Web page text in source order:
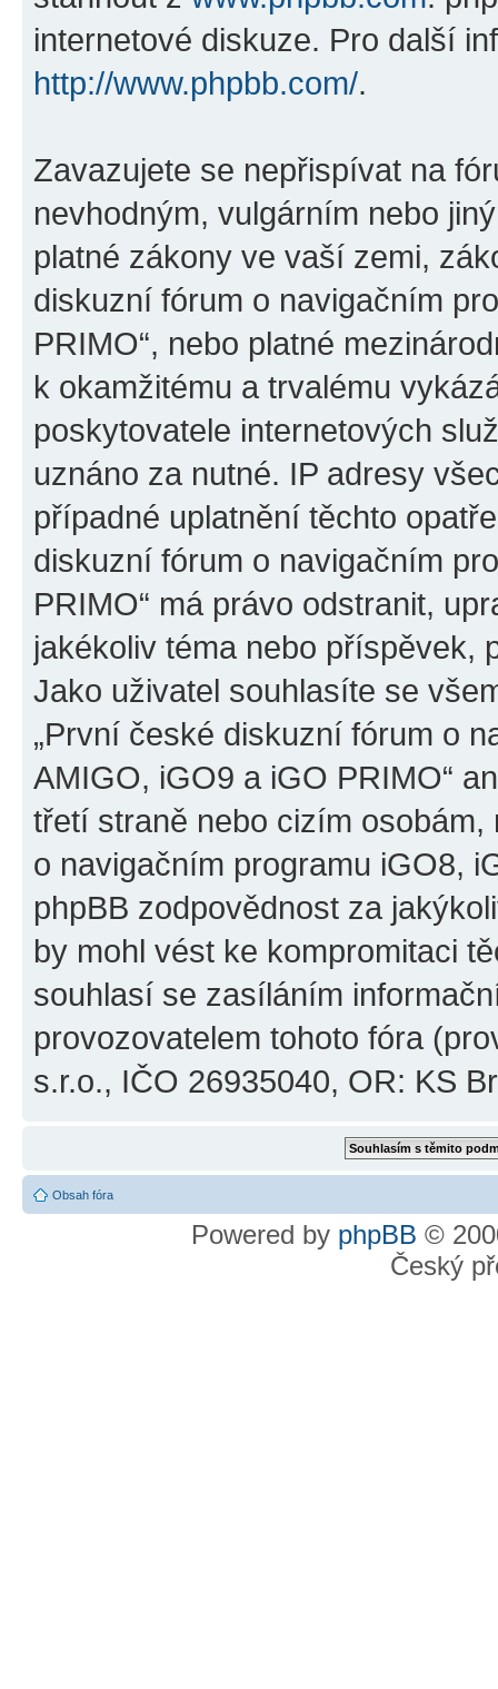
internetové diskuze. Pro další
http://www.phpbb.com/.
Zavazujete se nepřispívat na
nevhodným, vulgárním nebo
platné zákony ve vaší zemi,
diskuzní fórum o navigačním
PRIMO“, nebo platné
k okamžitému a trvalému
poskytovatele internetových
uznáno za nutné. IP adresy
případné uplatnění těchto
diskuzní fórum o navigačním
PRIMO“ má právo odstranit,
jakékoliv téma nebo příspěvek,
Jako uživatel souhlasíte se
„První české diskuzní fórum o
AMIGO, iGO9 a iGO PRIMO“
třetí straně nebo cizím
o navigačním programu iGO8,
phpBB zodpovědnost za
by mohl vést ke kompromitaci
souhlasí se zasíláním
provozovatelem tohoto fóra
s.r.o., IČO 26935040, OR: KS
Obsah fóra
Powered by phpBB ©
Český